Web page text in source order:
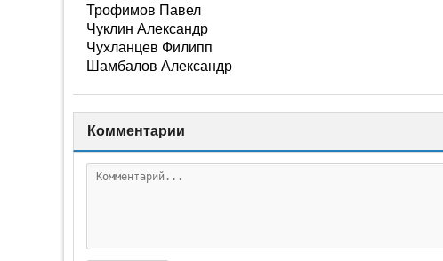
Трофимов Павел
Чуклин Александр
Чухланцев Филипп
Шамбалов Александр
Комментарии